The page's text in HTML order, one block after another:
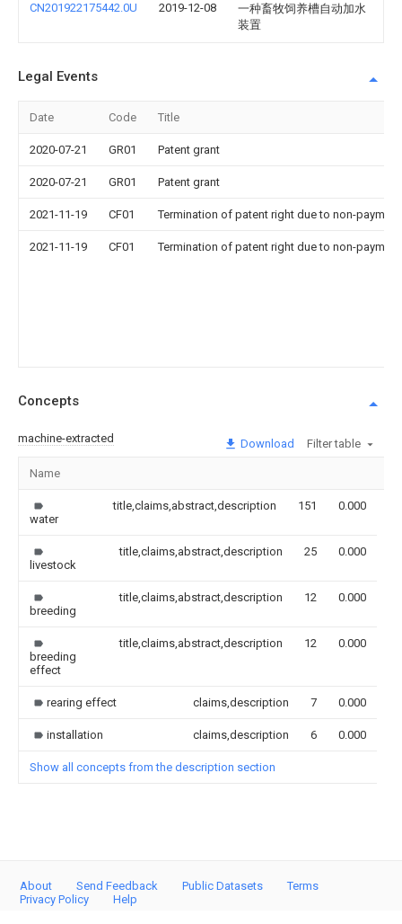
CN201922175442.0U 2019-12-08
一种畜牧饲养槽自动加水
装置
Legal Events
Date Code Title
2020-07-21 GR01 Patent grant
2020-07-21 GR01 Patent grant
2021-11-19 CF01 Termination of patent right due to non-
2021-11-19 CF01 Termination of patent right due to non-
Concepts
machine-extracted Download Filter table
Name
water
title,claims,abstract,description 151 0.000
livestock
title,claims,abstract,description 25 0.000
breeding
title,claims,abstract,description 12 0.000
breeding
effect
title,claims,abstract,description 12 0.000
rearing effect claims,description 7 0.000
installation claims,description 6 0.000
Show all concepts from the description section
About Send Feedback Public Datasets
Terms
Privacy Policy
Help